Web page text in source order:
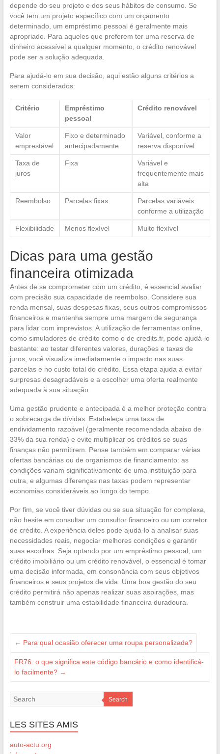
depende do seu projeto e dos seus hábitos de consumo. Se
você tem um projeto específico com um orçamento
determinado, um empréstimo pessoal é geralmente mais
apropriado. Para aqueles que preferem ter uma reserva de
dinheiro acessível a qualquer momento, o crédito renovável
pode ser a solução adequada.
Para ajudá-lo em sua decisão, aqui estão alguns critérios a
serem considerados:
Critério
Empréstimo
pessoal
Crédito renovável
Valor
emprestável
Fixo e determinado
antecipadamente
Variável, conforme a
reserva disponível
Taxa de
juros
Fixa
Variável e
frequentemente mais
alta
Reembolso Parcelas fixas
Parcelas variáveis
conforme a utilização
Flexibilidade Menos flexível Muito flexível
Dicas para uma gestão
financeira otimizada
Antes de se comprometer com um crédito, é essencial avaliar
com precisão sua capacidade de reembolso. Considere sua
renda mensal, suas despesas fixas, seus outros compromissos
financeiros e mantenha sempre uma margem de segurança
para lidar com imprevistos. A utilização de ferramentas online,
como simuladores de crédito como o de credits.fr, pode ajudá-lo
bastante: ao testar diferentes valores, durações e taxas de
juros, você visualiza imediatamente o impacto nas suas
parcelas e no custo total do crédito. Essa etapa ajuda a evitar
surpresas desagradáveis e a escolher uma oferta realmente
adequada à sua situação.
Uma gestão prudente e antecipada é a melhor proteção contra
o sobrecarga de dívidas. Estabeleça uma taxa de
endividamento razoável (geralmente recomendada abaixo de
33% da sua renda) e evite multiplicar os créditos se suas
finanças não permitirem. Pense também em comparar várias
ofertas bancárias ou de organismos de financiamento: as
condições variam significativamente de uma instituição para
outra, e algumas diferenças nas taxas podem representar
economias consideráveis ao longo do tempo.
Por fim, se você tiver dúvidas ou se sua situação for complexa,
não hesite em consultar um consultor financeiro ou um corretor
de crédito. A experiência deles pode ajudá-lo a analisar suas
necessidades reais, negociar melhores condições e garantir
suas escolhas. Seja optando por um empréstimo pessoal, um
crédito imobiliário ou um crédito renovável, o essencial é tomar
uma decisão informada, em consonância com seus objetivos
financeiros e seus projetos de vida. Uma boa gestão do seu
crédito permitirá não apenas realizar suas aspirações, mas
também construir uma estabilidade financeira duradoura.
← Para qual ocasião oferecer uma roupa personalizada?
FR76: o que significa este código bancário e como identificá-
lo facilmente? →
Search
LES SITES AMIS
auto-actu.org